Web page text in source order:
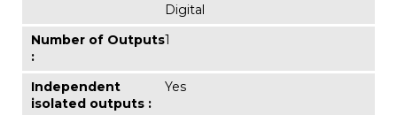
Digital
Number of Outputs
:
1
Independent
isolated outputs :
Yes